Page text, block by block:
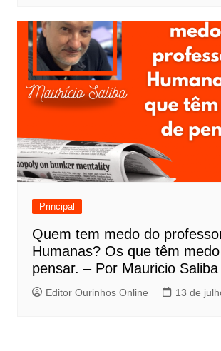
Principal
Quem tem medo do
Humanas? Os que têm
pensar. – Por Mauricio Saliba
Editor Ourinhos Online 13 de